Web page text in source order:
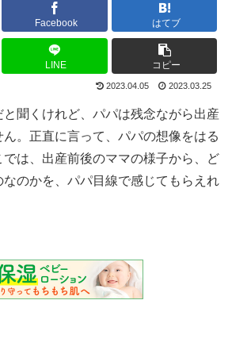
Facebook はてブ
LINE コピー
2023.04.05 2023.03.25
聞くけれど、パパは残念ながら出産
。正直に言って、パパの想像をはる
は、出産前後のママの様子から、ど
のかを、パパ目線で感じてもらえれ